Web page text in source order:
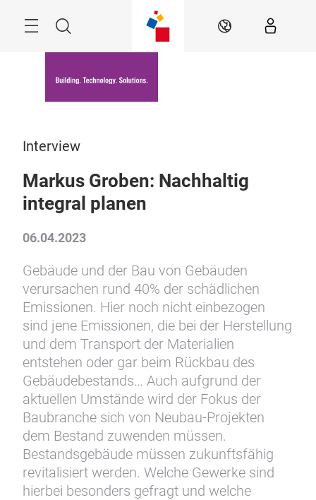
Suche DE
Interview
Markus Groben: Nachhaltig
integral planen
06.04.2023
Gebäude und der Bau von Gebäuden
verursachen rund 40% der schädlichen
Emissionen. Hier noch nicht einbezogen
sind jene Emissionen, die bei der Herstellung
und dem Transport der Materialien
entstehen oder gar beim Rückbau des
Gebäudebestands… Auch aufgrund der
aktuellen Umstände wird der Fokus der
Baubranche sich von Neubau-Projekten
dem Bestand zuwenden müssen.
Bestandsgebäude müssen zukunftsfähig
revitalisiert werden. Welche Gewerke sind
hierbei besonders gefragt und welche